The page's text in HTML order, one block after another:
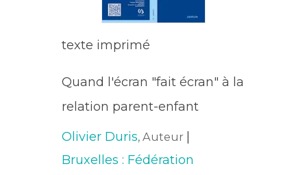
texte imprimé
Quand l'écran "fait écran" à la
relation parent-enfant
Olivier Duris, Auteur
Bruxelles : Fédération